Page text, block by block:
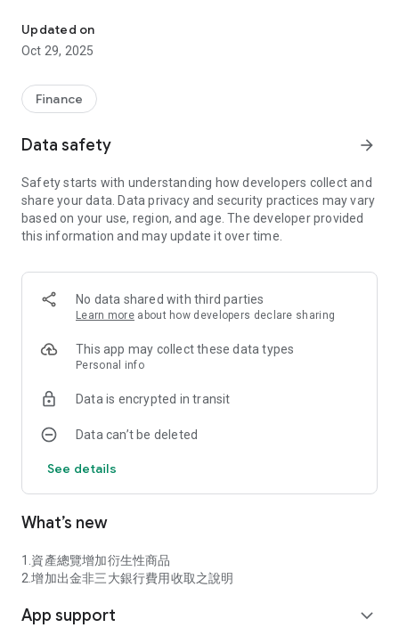
2.指紋辨識，投資安全確保隱私:
資產管理更安全、隱密，IOS及Android皆提供指紋辨識登入
3.掌握脈動，投資建議同步趨勢:
4.加值功能，凱基研發專屬服務:
多檔基金績效比較功能及技術線圖，基金汰弱留強更輕鬆
眾多面向搜尋功能自由選，精準篩選出適合基金
下單操作簡單順暢，功能介面滑動易如彈指
7.庫存監控，設定指標主動推播:
「雲監控」設定掌握績效，自選提醒次數不煩擾
凱基證券網站及各交易管道所提供之即時報價或盤後分析資料
等，係由第三資訊服務業者提供，僅供委託人參考，凱基證券不
保證其即時性、正確性或完整性，委託人仍應依自己之判斷委託
Updated on
Oct 29, 2025
Finance
Data safety arrow_forward
Safety starts with understanding how developers collect and
share your data. Data privacy and security practices may vary
based on your use, region, and age. The developer provided
this information and may update it over time.
No data shared with third parties
Learn more about how developers declare sharing
This app may collect these data types
Personal info
Data is encrypted in transit
Data can’t be deleted
See details
What’s new
1.資產總覽增加衍生性商品
2.增加出金非三大銀行費用收取之說明
App support expand_more